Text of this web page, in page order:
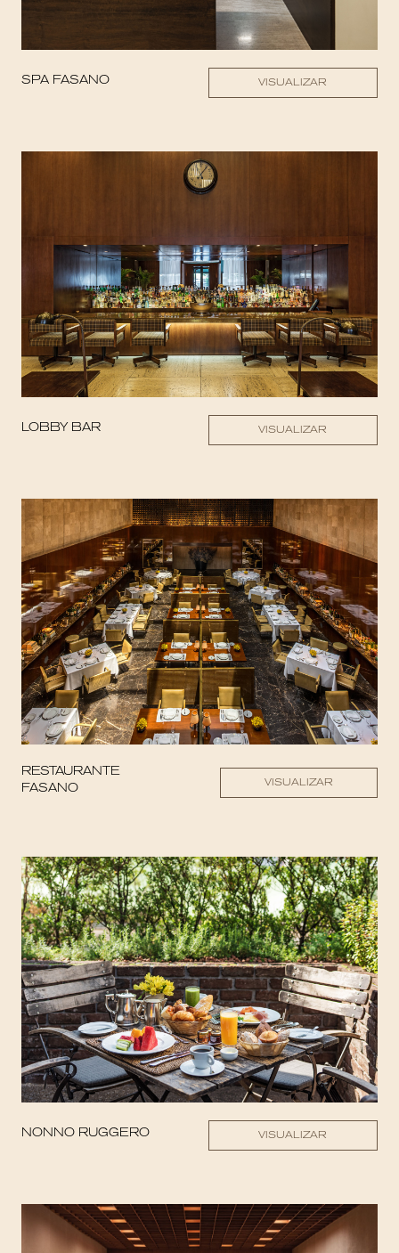
SPA FASANO VISUALIZAR
LOBBY BAR VISUALIZAR
RESTAURANTE
FASANO
VISUALIZAR
NONNO RUGGERO VISUALIZAR